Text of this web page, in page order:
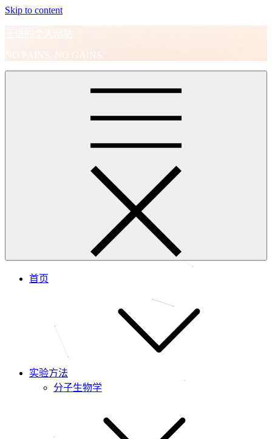
Skip to content
王进的个人网站
NO PAINS, NO GAINS.
首页
实验方法
分子生物学